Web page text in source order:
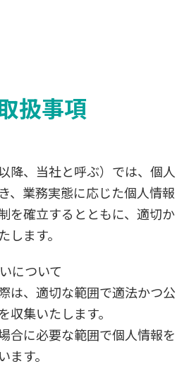
扱事項
降、当社と呼ぶ）では、個人
、業務実態に応じた個人情報
を確立するとともに、適切か
します。
について
は、適切な範囲で適法かつ公
収集いたします。
合に必要な範囲で個人情報を
す。